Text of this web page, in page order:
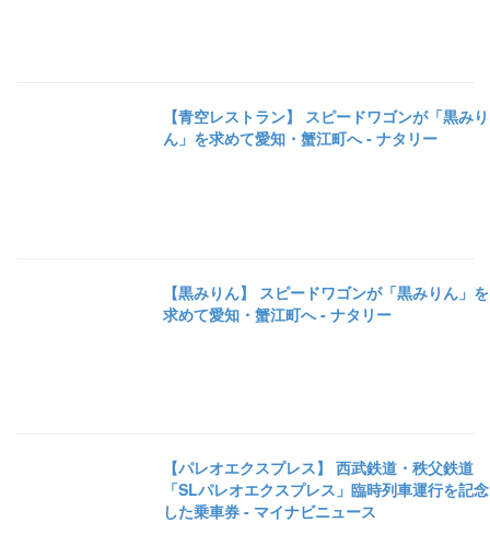
【青空レストラン】 スピードワゴンが「黒みり
ん」を求めて愛知・蟹江町へ - ナタリー
【黒みりん】 スピードワゴンが「黒みりん」を
求めて愛知・蟹江町へ - ナタリー
【パレオエクスプレス】 西武鉄道・秩父鉄道
「SLパレオエクスプレス」臨時列車運行を記念
した乗車券 - マイナビニュース